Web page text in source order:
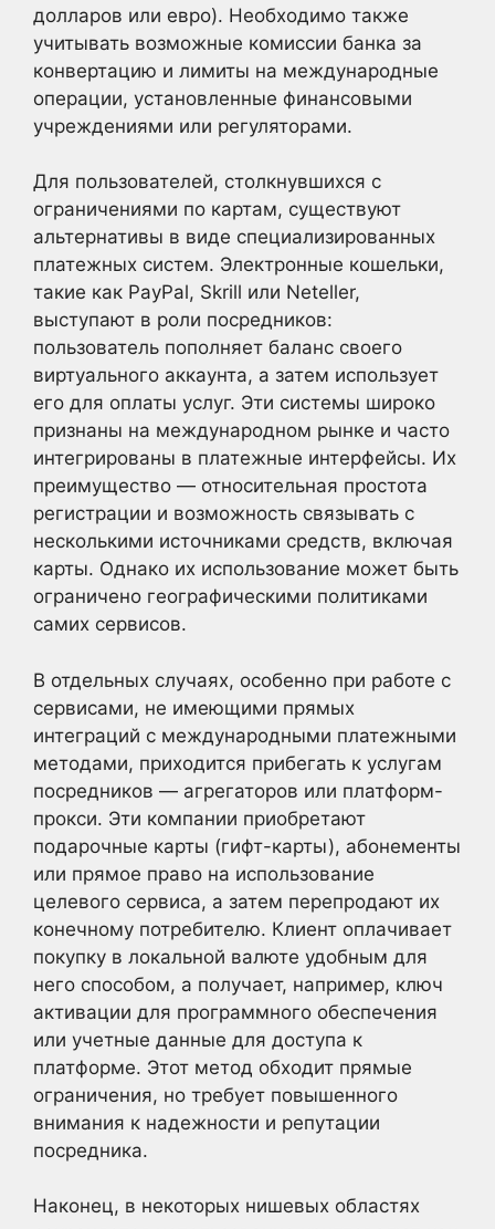
долларов или евро). Необходимо также
учитывать возможные комиссии банка за
конвертацию и лимиты на международные
операции, установленные финансовыми
учреждениями или регуляторами.
Для пользователей, столкнувшихся с
ограничениями по картам, существуют
альтернативы в виде специализированных
платежных систем. Электронные кошельки,
такие как PayPal, Skrill или Neteller,
выступают в роли посредников:
пользователь пополняет баланс своего
виртуального аккаунта, а затем использует
его для оплаты услуг. Эти системы широко
признаны на международном рынке и часто
интегрированы в платежные интерфейсы. Их
преимущество — относительная простота
регистрации и возможность связывать с
несколькими источниками средств, включая
карты. Однако их использование может быть
ограничено географическими политиками
самих сервисов.
В отдельных случаях, особенно при работе с
сервисами, не имеющими прямых
интеграций с международными платежными
методами, приходится прибегать к услугам
посредников — агрегаторов или платформ-
прокси. Эти компании приобретают
подарочные карты (гифт-карты), абонементы
или прямое право на использование
целевого сервиса, а затем перепродают их
конечному потребителю. Клиент оплачивает
покупку в локальной валюте удобным для
него способом, а получает, например, ключ
активации для программного обеспечения
или учетные данные для доступа к
платформе. Этот метод обходит прямые
ограничения, но требует повышенного
внимания к надежности и репутации
посредника.
Наконец, в некоторых нишевых областях